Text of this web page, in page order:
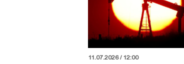
11.07.2026 / 12:00